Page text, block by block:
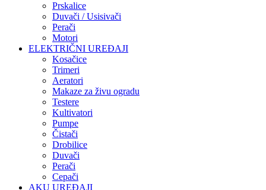
Prskalice
Duvači / Usisivači
Perači
Motori
ELEKTRIČNI UREĐAJI
Kosačice
Trimeri
Aeratori
Makaze za živu ogradu
Testere
Kultivatori
Pumpe
Čistači
Drobilice
Duvači
Perači
Cepači
AKU UREĐAJI